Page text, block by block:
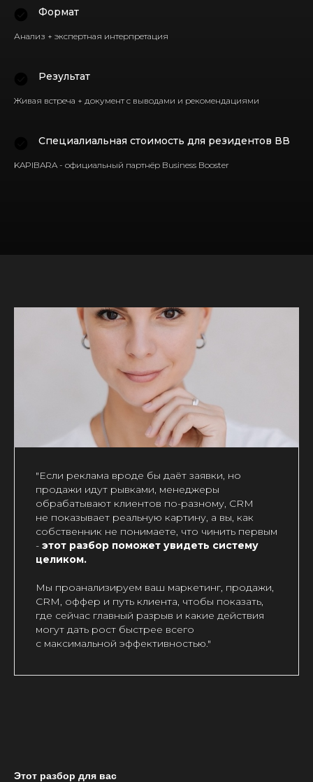
Формат
Анализ + экспертная интерпретация
Результат
Живая встреча + документ с выводами и рекомендациями
Специалиальная стоимость для резидентов ВВ
KAPIBARA - официальный партнёр Business Booster
"Если реклама вроде бы даёт заявки, но
продажи идут рывками, менеджеры
обрабатывают клиентов по-разному, CRM
не показывает реальную картину, а вы, как
собственник не понимаете, что чинить первым
- этот разбор поможет увидеть систему
целиком.
Мы проанализируем ваш маркетинг, продажи,
CRM, оффер и путь клиента, чтобы показать,
где сейчас главный разрыв и какие действия
могут дать рост быстрее всего
с максимальной эффективностью."
Этот разбор для вас